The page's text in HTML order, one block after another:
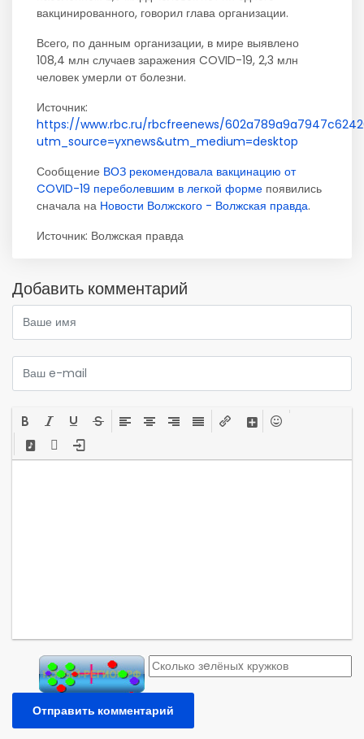
вакцинированного, говорил глава организации.
Всего, по данным организации, в мире выявлено
108,4 млн случаев заражения COVID-19, 2,3 млн
человек умерли от болезни.
Источник:
https://www.rbc.ru/rbcfreenews/
utm_source=yxnews&utm_medium=desktop
Сообщение ВОЗ рекомендовала вакцинацию от
COVID-19 переболевшим в легкой форме появились
сначала на Новости Волжского - Волжская правда.
Источник: Волжская правда
Добавить комментарий
Отправить комментарий